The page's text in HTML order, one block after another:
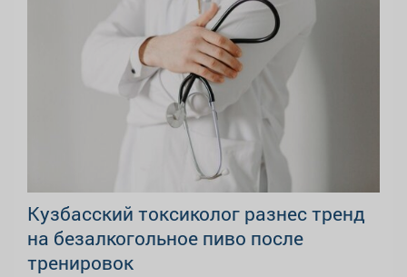
Кузбасский токсиколог разнес тренд
на безалкогольное пиво после
тренировок